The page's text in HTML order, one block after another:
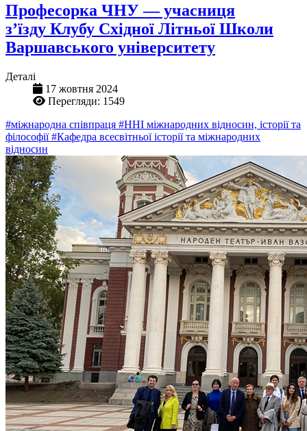
Професорка ЧНУ — учасниця
зʼїзду Клубу Східної Літньої Школи
Варшавського університету
Деталі
17 жовтня 2024
Перегляди: 1549
#міжнародна співпраця #ННІ міжнародних відносин, історії та
філософії#Кафедра всесвітньої історії та міжнародних
відносин